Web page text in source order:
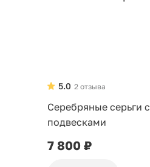
2 отзыва
5.0
Серебряные серьги с
подвесками
7 800 ₽